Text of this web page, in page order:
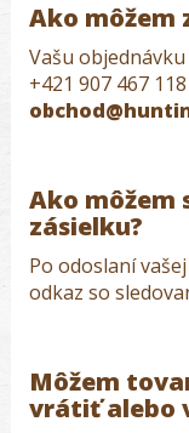
Ako môžem
Vašu
+421 907 467
Ako môžem
zásielku?
Po odoslaní
odkaz so
Môžem
vrátiť alebo